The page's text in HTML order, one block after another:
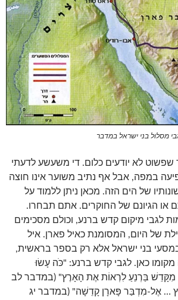
מסלול בני ישראל במדבר
שפשוט לא יודעים כלום. די משעשע לדעתי
במפה, אבל אף נתיב משוער אינו חוצה
של הים הזה. מכאן ניתן ללמוד על
או הגיונם של החוקרים. אתם תבחרו.
לגבי מיקום קדש ברנע, וכולם מסכימים
של היום, המסומנת כאיל פארן. איל
במסעי בני ישראל אלא רק בספר בראשית,
כאן. לגבי קדש ברנע: "כֹּה עָשׂוּ
בַּרְנֵעַ לִרְאוֹת אֶת הָאָרֶץ" (במדבר לב
… אֶל-מִדְבַּר פָּארָן קָדֵשָׁה" (במדבר יג